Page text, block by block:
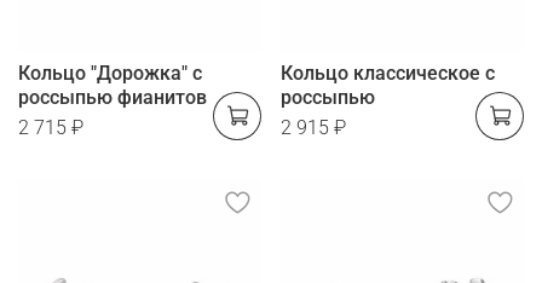
Кольцо "Дорожка" с
россыпью фианитов
2 715 ₽
Кольцо классическое с
россыпью
2 915 ₽